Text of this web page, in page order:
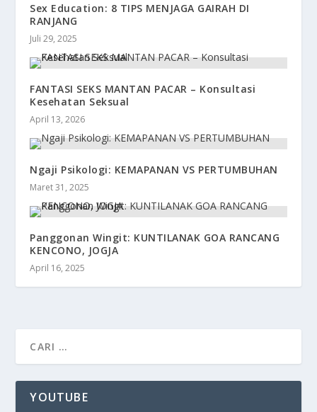
Sex Education: 8 TIPS MENJAGA GAIRAH DI
RANJANG
Juli 29, 2025
FANTASI SEKS MANTAN PACAR – Konsultasi
Kesehatan Seksual
April 13, 2026
Ngaji Psikologi: KEMAPANAN VS PERTUMBUHAN
Maret 31, 2025
Panggonan Wingit: KUNTILANAK GOA RANCANG
KENCONO, JOGJA
April 16, 2025
YOUTUBE